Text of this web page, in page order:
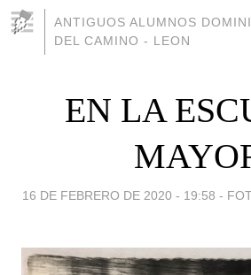
ANTIGUOS ALUMNOS
DEL CAMINO - LEON
EN LA
16 DE FEBRERO DE 2020 - 19:58 -